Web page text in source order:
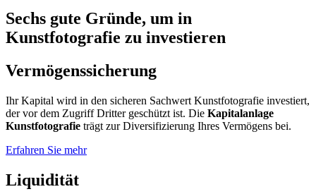
Sechs gute Gründe, um in
Kunstfotografie zu investieren
Vermögenssicherung
Ihr Kapital wird in den sicheren Sachwert Kunstfotografie investiert,
der vor dem Zugriff Dritter geschützt ist. Die Kapitalanlage
Kunstfotografie trägt zur Diversifizierung Ihres Vermögens bei.
Erfahren Sie mehr
Liquidität